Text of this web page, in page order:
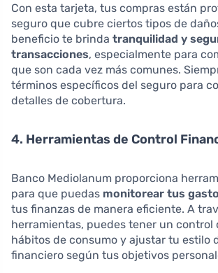
Con esta tarjeta, tus compras están
seguro que cubre ciertos tipos de
beneficio te brinda tranquilidad y
transacciones, especialmente para
que son cada vez más comunes.
términos específicos del seguro para
detalles de cobertura.
4. Herramientas de Control
Banco Mediolanum proporciona
para que puedas monitorear tus
tus finanzas de manera eficiente. A
herramientas, puedes tener un control
hábitos de consumo y ajustar tu estilo
financiero según tus objetivos